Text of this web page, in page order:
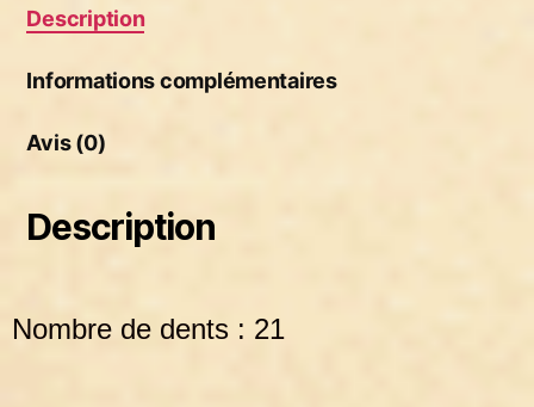
Description
Informations complémentaires
Avis (0)
Description
Nombre de dents : 21